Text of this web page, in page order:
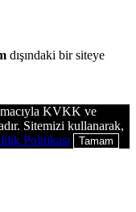
dışındaki bir siteye
KVKK ve
Sitemizi kullanarak,
Politikası Tamam